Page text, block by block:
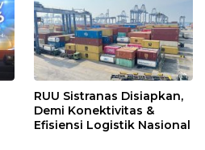
RUU Sistranas Disiapkan,
Demi Konektivitas &
Efisiensi Logistik Nasional